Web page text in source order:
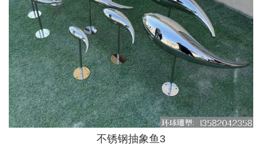
不锈钢抽象鱼3